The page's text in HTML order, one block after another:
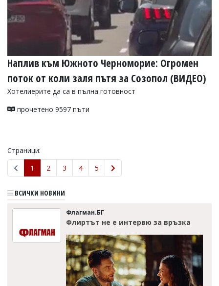
Наплив към Южното Черноморие: Огромен
поток от коли заля пътя за Созопол (ВИДЕО)
Хотелиерите да са в пълна готовност
прочетено 9597 пъти
Страници:
1
2 3 4 5
ВСИЧКИ НОВИНИ
Флагман.БГ
Флиртът не е интервю за връзка